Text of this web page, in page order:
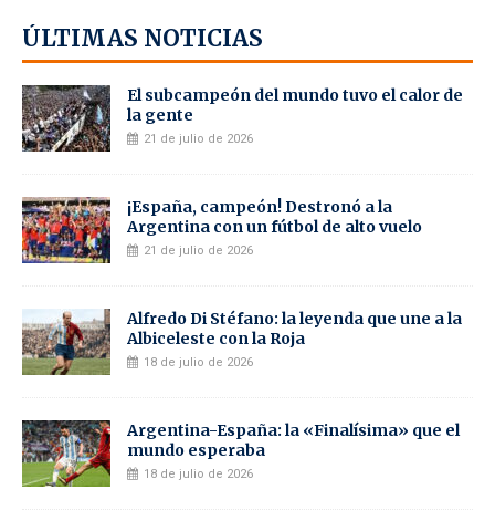
ÚLTIMAS NOTICIAS
El subcampeón del mundo tuvo el calor de
la gente
21 de julio de 2026
¡España, campeón! Destronó a la
Argentina con un fútbol de alto vuelo
21 de julio de 2026
Alfredo Di Stéfano: la leyenda que une a la
Albiceleste con la Roja
18 de julio de 2026
Argentina-España: la «Finalísima» que el
mundo esperaba
18 de julio de 2026